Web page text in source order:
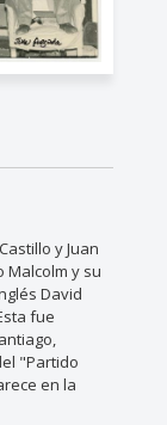
y Juan
Malcolm y su
David
fue
"Partido
en la